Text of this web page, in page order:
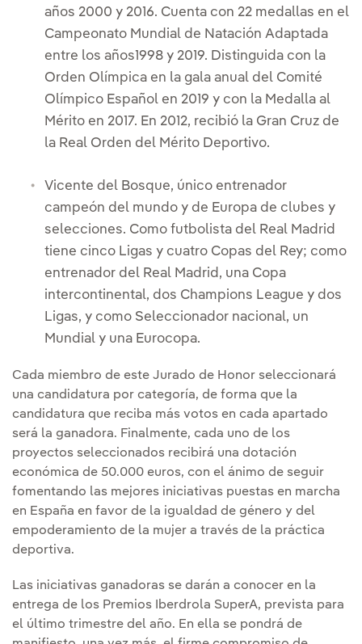
años 2000 y 2016. Cuenta con 22 medallas en el
Campeonato Mundial de Natación Adaptada
entre los años1998 y 2019. Distinguida con la
Orden Olímpica en la gala anual del Comité
Olímpico Español en 2019 y con la Medalla al
Mérito en 2017. En 2012, recibió la Gran Cruz de
la Real Orden del Mérito Deportivo.
Vicente del Bosque, único entrenador
campeón del mundo y de Europa de clubes y
selecciones. Como futbolista del Real Madrid
tiene cinco Ligas y cuatro Copas del Rey; como
entrenador del Real Madrid, una Copa
intercontinental, dos Champions League y dos
Ligas, y como Seleccionador nacional, un
Mundial y una Eurocopa.
Cada miembro de este Jurado de Honor seleccionará
una candidatura por categoría, de forma que la
candidatura que reciba más votos en cada apartado
será la ganadora. Finalmente, cada uno de los
proyectos seleccionados recibirá una dotación
económica de 50.000 euros, con el ánimo de seguir
fomentando las mejores iniciativas puestas en marcha
en España en favor de la igualdad de género y del
empoderamiento de la mujer a través de la práctica
deportiva.
Las iniciativas ganadoras se darán a conocer en la
entrega de los Premios Iberdrola SuperA, prevista para
el último trimestre del año. En ella se pondrá de